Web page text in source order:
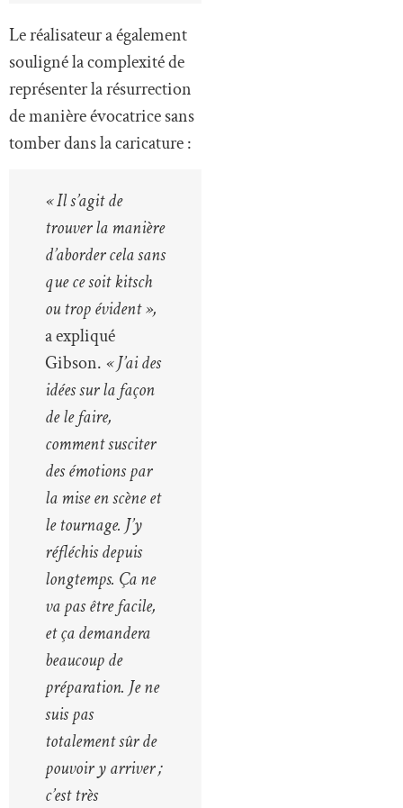
Le réalisateur a également
souligné la complexité de
représenter la résurrection
de manière évocatrice sans
tomber dans la caricature :
« Il s’agit de
trouver la manière
d’aborder cela sans
que ce soit kitsch
ou trop évident »,
a expliqué
Gibson. « J’ai des
idées sur la façon
de le faire,
comment susciter
des émotions par
la mise en scène et
le tournage. J’y
réfléchis depuis
longtemps. Ça ne
va pas être facile,
et ça demandera
beaucoup de
préparation. Je ne
suis pas
totalement sûr de
pouvoir y arriver ;
c’est très